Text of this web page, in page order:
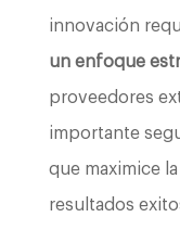
innovación
un enfoque
proveedores
importante
que maximice
resultados